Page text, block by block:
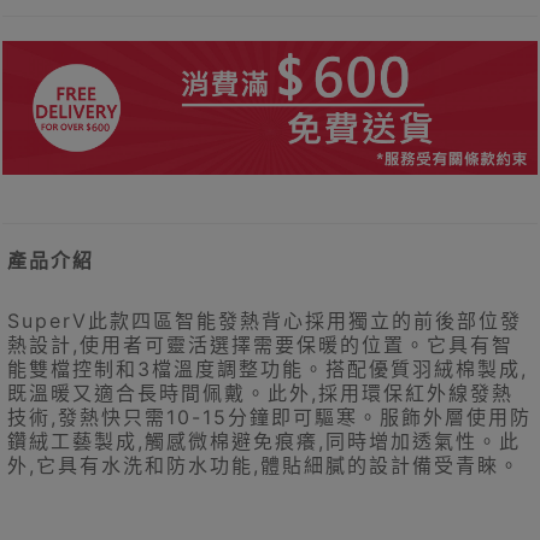
產品介紹
SuperV此款四區智能發熱背心採用獨立的前後部位發
熱設計,使用者可靈活選擇需要保暖的位置。它具有智
能雙檔控制和3檔溫度調整功能。搭配優質羽絨棉製成,
既溫暖又適合長時間佩戴。此外,採用環保紅外線發熱
技術,發熱快只需10-15分鐘即可驅寒。服飾外層使用防
鑽絨工藝製成,觸感微棉避免痕癢,同時增加透氣性。此
外,它具有水洗和防水功能,體貼細膩的設計備受青睞。